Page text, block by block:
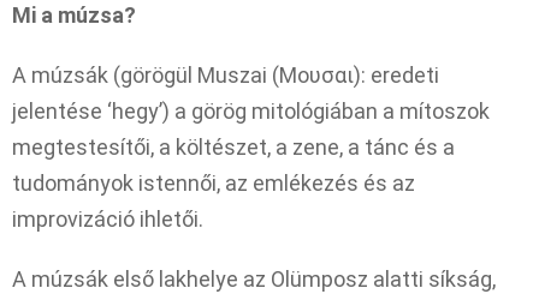
Mi a múzsa?
A múzsák (görögül Muszai (Μουσαι): eredeti
jelentése ‘hegy’) a görög mitológiában a mítoszok
megtestesítői, a költészet, a zene, a tánc és a
tudományok istennői, az emlékezés és az
improvizáció ihletői.
A múzsák első lakhelye az Olümposz alatti síkság,